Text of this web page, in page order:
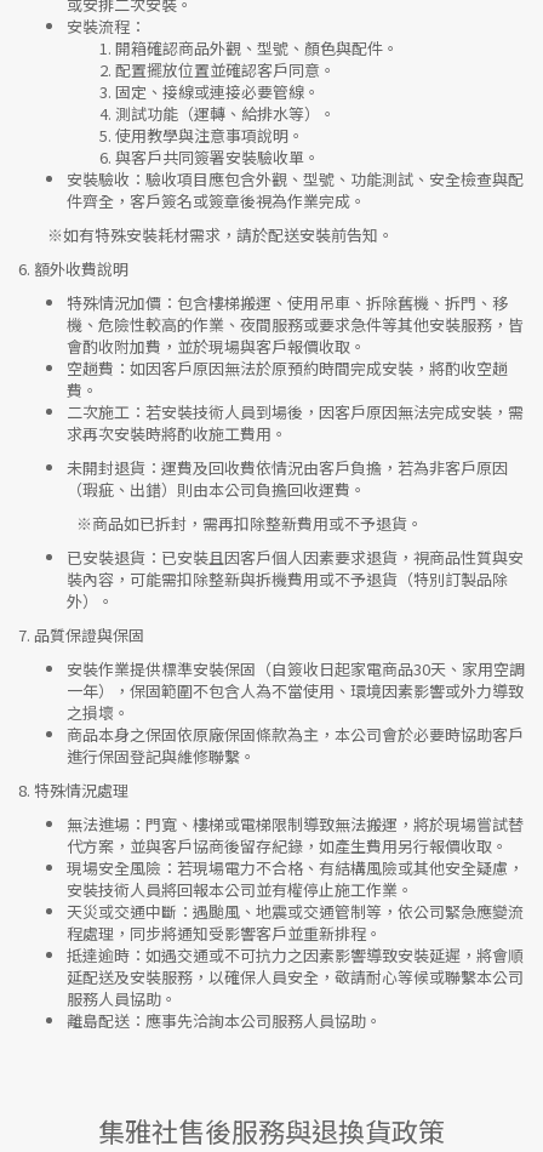
安裝流程 ：
開箱確認商品外觀、型號、顏色與配件。
配置擺放位置並確認客戶同意。
固定、接線或連接必要管線。
測試功能（運轉、給排水等）。
使用教學與注意事項說明。
與客戶共同簽署安裝驗收單。
安裝驗收 ：驗收項目應包含外觀、型號、功能測試、安全檢查與配
件齊全，客戶簽名或簽章後視為作業完成。
※如有特殊安裝耗材需求，請於配送安裝前告知。
6. 額外收費說明
特殊情況加價 ：包含樓梯搬運、使用吊車、拆除舊機、拆門、移
機、危險性較高的作業、夜間服務或要求急件等其他安裝服務，皆
會酌收附加費，並於現場與客戶報價收取。
空趟費 ：如因客戶原因無法於原預約時間完成安裝，將酌收空趟
費。
二次施工 ：若安裝技術人員到場後，因客戶原因無法完成安裝，需
求再次安裝時將酌收施工費用。
未開封退貨 ：運費及回收費依情況由客戶負擔，若為非客戶原因
（瑕疵、出錯）則由本公司負擔回收運費。
※商品如已拆封，需再扣除整新費用或不予退貨。
已安裝退貨 ：已安裝且因客戶個人因素要求退貨，視商品性質與安
裝內容，可能需扣除整新與拆機費用或不予退貨（特別訂製品除
外）。
7. 品質保證與保固
安裝作業提供標準安裝保固（自簽收日起家電商品30天、家用空調
一年），保固範圍不包含人為不當使用、環境因素影響或外力導致
之損壞。
商品本身之保固依原廠保固條款為主，本公司會於必要時協助客戶
進行保固登記與維修聯繫。
8. 特殊情況處理
無法進場 ：門寬、樓梯或電梯限制導致無法搬運，將於現場嘗試替
代方案，並與客戶協商後留存紀錄，如產生費用另行報價收取。
現場安全風險 ： 若現場電力不合格、有結構風險或其他安全疑慮，
安裝技術人員將回報本公司並有權停止施工作業。
天災或交通中斷 ：遇颱風、地震或交通管制等，依公司緊急應變流
程處理，同步將通知受影響客戶並重新排程。
抵達逾時 ：如遇交通或不可抗力之因素影響導致安裝延遲，將會順
延配送及安裝服務，以確保人員安全，敬請耐心等候或聯繫本公司
服務人員協助。
離島配送 ：應事先洽詢本公司服務人員協助。
集雅社售後服務與退換貨政策